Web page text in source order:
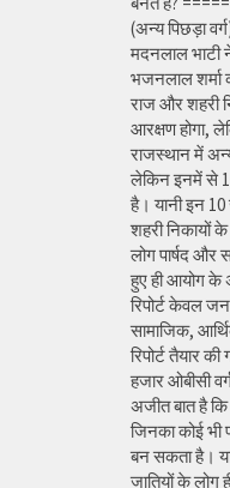
(अन्य पिछड़ा
मदनलाल भाटी
भजनलाल शर्मा
राज और शहरी
आरक्षण होगा,
राजस्थान में
लेकिन इनमें से 10
है। यानी इन
शहरी निकायों
लोग पार्षद
हुए ही आयोग के
रिपोर्ट केवल
सामाजिक,
रिपोर्ट तैयार
हजार ओबीसी
अजीत बात है कि
जिनका कोई
बन सकता है।
जातियों के लोग